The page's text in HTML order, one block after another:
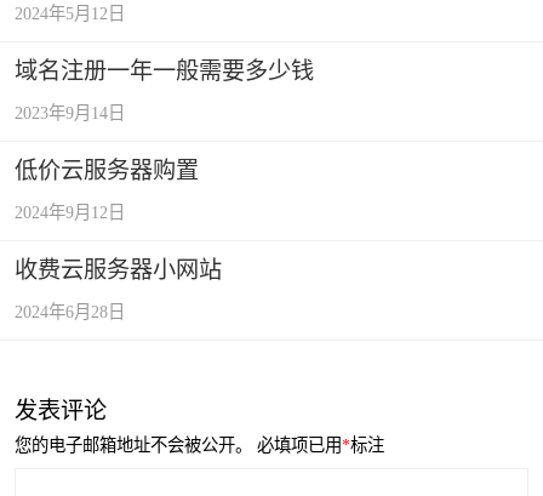
2024年5月12日
域名注册一年一般需要多少钱
2023年9月14日
低价云服务器购置
2024年9月12日
收费云服务器小网站
2024年6月28日
发表评论
您的电子邮箱地址不会被公开。 必填项已用*标注